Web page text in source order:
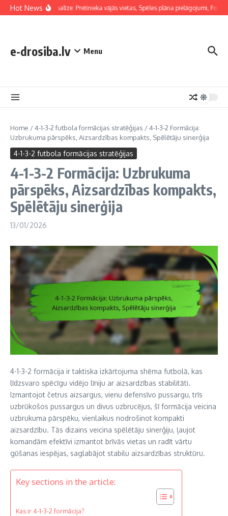
Skip to content
Hot News
Taktiskā analīze: Pretinieka vājās vietas, Spēles plāna pielāgojumi,
e-drosiba.lv Menu
Home /4-1-3-2 futbola formācijas stratēģijas /4-1-3-2 Formācija:
Uzbrukuma pārspēks, Aizsardzības kompakts, Spēlētāju sinerģija
4-1-3-2 futbola formācijas stratēģijas
4-1-3-2 Formācija: Uzbrukuma
pārspēks, Aizsardzības kompakts,
Spēlētāju sinerģija
13/01/2026
4-1-3-2 formācija ir taktiska izkārtojuma shēma futbolā, kas
līdzsvaro spēcīgu vidējo līniju ar aizsardzības stabilitāti.
Izmantojot četrus aizsargus, vienu defensīvo pussargu, trīs
uzbrūkošos pussargus un divus uzbrucējus, šī formācija veicina
uzbrukuma pārspēku, vienlaikus nodrošinot kompakti
aizsardzību. Tās dizains veicina spēlētāju sinerģiju, ļaujot
komandām efektīvi izmantot brīvās vietas un radīt vārtu
gūšanas iespējas, saglabājot stabilu aizsardzības struktūru.
Key sections in the article:
Kas ir 4-1-3-2 formācija?